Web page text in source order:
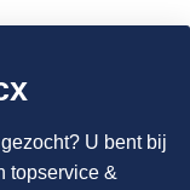
U bent bij
topservice &